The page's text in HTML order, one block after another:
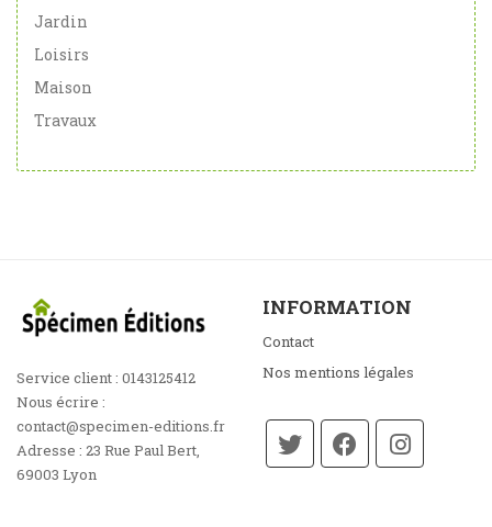
Jardin
Loisirs
Maison
Travaux
Service client : 0143125412
Nous écrire :
contact@specimen-editions.fr
Adresse : 23 Rue Paul Bert,
69003 Lyon
INFORMATION
Contact
Nos mentions légales